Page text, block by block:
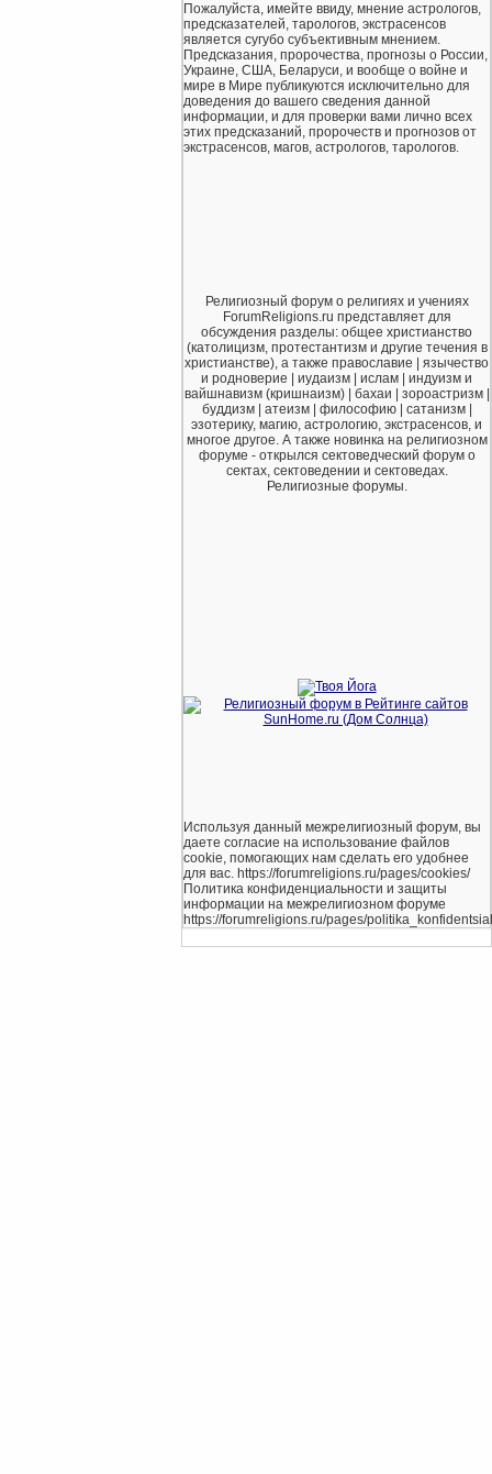
Пожалуйста, имейте ввиду, мнение астрологов,
предсказателей, тарологов, экстрасенсов
является сугубо субъективным мнением.
Предсказания, пророчества, прогнозы о России,
Украине, США, Беларуси, и вообще о войне и
мире в Мире публикуются исключительно для
доведения до вашего сведения данной
информации, и для проверки вами лично всех
этих предсказаний, пророчеств и прогнозов от
экстрасенсов, магов, астрологов, тарологов.
Религиозный форум о религиях и учениях
ForumReligions.ru представляет для
обсуждения разделы: общее христианство
(католицизм, протестантизм и другие течения в
христианстве), а также православие | язычество
и родноверие | иудаизм | ислам | индуизм и
вайшнавизм (кришнаизм) | бахаи | зороастризм |
буддизм | атеизм | философию | сатанизм |
эзотерику, магию, астрологию, экстрасенсов, и
многое другое. А также новинка на религиозном
форуме - открылся сектоведческий форум о
сектах, сектоведении и сектоведах.
Религиозные форумы.
Используя данный межрелигиозный форум, вы
даете согласие на использование файлов
cookie, помогающих нам сделать его удобнее
для вас. https://forumreligions.ru/pages/cookies/
Политика конфиденциальности и защиты
информации на межрелигиозном форуме
https://forumreligions.ru/pages/